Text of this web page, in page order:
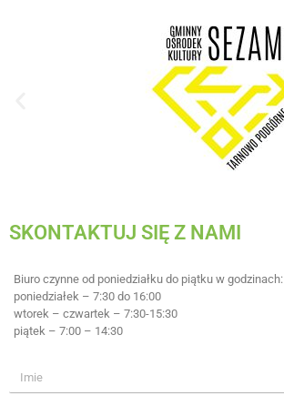
SKONTAKTUJ SIĘ Z NAMI
Biuro czynne od poniedziałku do piątku w godzinach:
poniedziałek – 7:30 do 16:00
wtorek – czwartek – 7:30-15:30
piątek – 7:00 – 14:30